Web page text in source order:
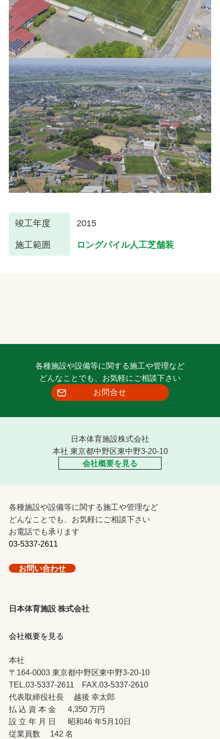
竣工年度 2015
施工範囲 ロングパイル人工芝舗装
各種施設や設備等に関する施工や管理など
どんなことでも、お気軽にご相談下さい
お問合せ
日本体育施設株式会社
本社 東京都中野区東中野3-20-10
会社概要を見る
各種施設や設備等に関する施工や管理など
どんなことでも、お気軽にご相談下さい
お電話でも承ります
03-5337-2611
お問い合わせ
日本体育施設 株式会社
会社概要を見る
本社
〒164-0003 東京都中野区東中野3-20-10
TEL.03-5337-2611 FAX.03-5337-2610
代表取締役社長 越後 幸太郎
払 込 資 本 金 4,350 万円
設 立 年 月 日 昭和46 年5月10日
従業員数 142 名